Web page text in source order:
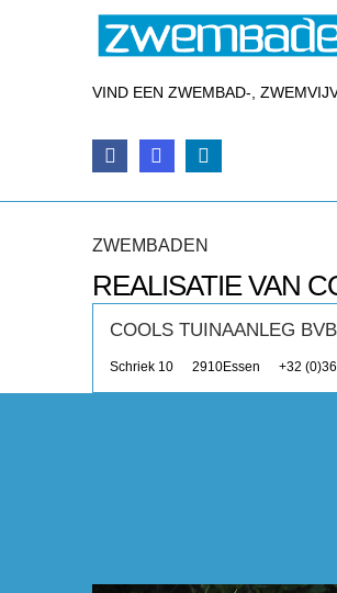
VIND EEN ZWEMBAD-,
ZWEMBADEN
REALISATIE VAN
COOLS TUINAANLEG
Schriek 10 2910Essen +32